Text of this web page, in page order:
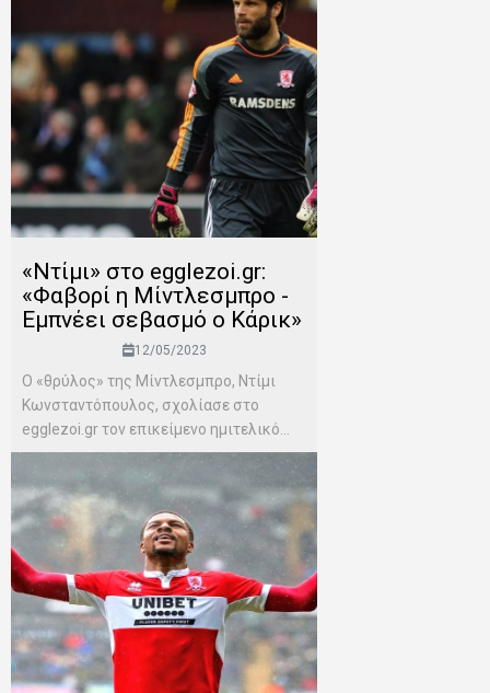
«Ντίμι» στο egglezoi.gr:
«Φαβορί η Μίντλεσμπρο -
Εμπνέει σεβασμό ο Κάρικ»
12/05/2023
Ο «θρύλος» της Μίντλεσμπρο, Ντίμι
Κωνσταντόπουλος, σχολίασε στο
egglezoi.gr τον επικείμενο ημιτελικό...